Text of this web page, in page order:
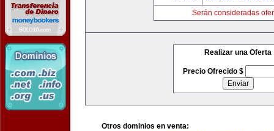
Serán consideradas
Realizar una Oferta
Precio Ofrecido $
Otros dominios en venta: